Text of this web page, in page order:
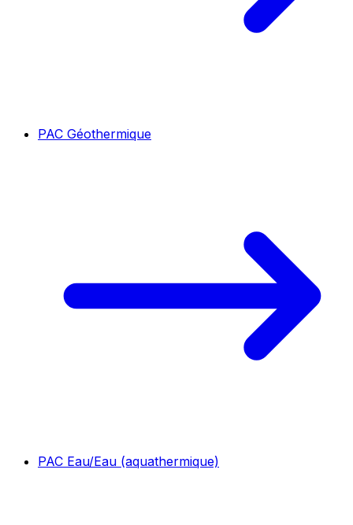
PAC Géothermique
PAC Eau/Eau (aquathermique)